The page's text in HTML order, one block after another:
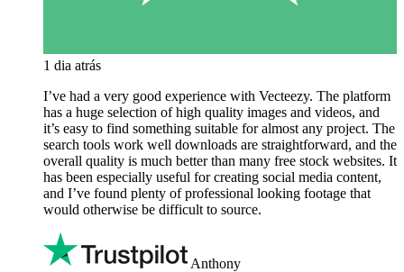
1 dia atrás
I’ve had a very good experience with Vecteezy. The platform
has a huge selection of high quality images and videos, and
it’s easy to find something suitable for almost any project. The
search tools work well downloads are straightforward, and the
overall quality is much better than many free stock websites. It
has been especially useful for creating social media content,
and I’ve found plenty of professional looking footage that
would otherwise be difficult to source.
Anthony